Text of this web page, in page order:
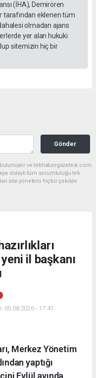
(İHA), Demirören
tarafından eklenen tüm
olmadan ajans
yer alan hukuki
sitemizin hiç bir
Gönder
ve tekhabergazetesi.com
dolaylı tüm sorumluluğu tek
site yönetimi hiçbir şekilde
il başkanı
05.08.2026 - 17:41
Merkez Yönetim
yaptığı
Eylül ayında